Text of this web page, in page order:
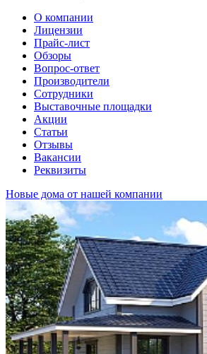
О компании
Лицензии
Прайс-лист
Обзоры
Вопрос-ответ
Производители
Сотрудники
Выставочные площадки
Акции
Статьи
Отзывы
Вакансии
Реквизиты
Новые дома от нашей компании